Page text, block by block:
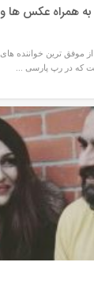
به همراه عکس
موفق ترین خواننده
که در رپ پارسی ...